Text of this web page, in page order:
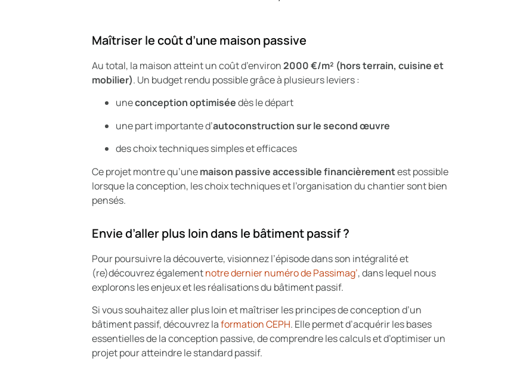
Maîtriser le coût d’une maison passive
Au total, la maison atteint un coût d’environ2000 €/m² (hors terrain, cuisine et
mobilier). Un budget rendu possible grâce à plusieurs leviers :
uneconception optimiséedès le départ
une part importante d’autoconstruction sur le second œuvre
des choix techniques simples et efficaces
Ce projet montre qu’unemaison passive accessible financièrementest possible
lorsque la conception, les choix techniques et l’organisation du chantier sont bien
pensés.
Envie d’aller plus loin dans le bâtiment passif ?
Pour poursuivre la découverte, visionnez l’épisode dans son intégralité et
(re)découvrez égalementnotre dernier numéro de Passimag’, dans lequel nous
explorons les enjeux et les réalisations du bâtiment passif.
Si vous souhaitez aller plus loin et maîtriser les principes de conception d’un
bâtiment passif, découvrez laformation CEPH. Elle permet d’acquérir les bases
essentielles de la conception passive, de comprendre les calculs et d’optimiser un
projet pour atteindre le standard passif.